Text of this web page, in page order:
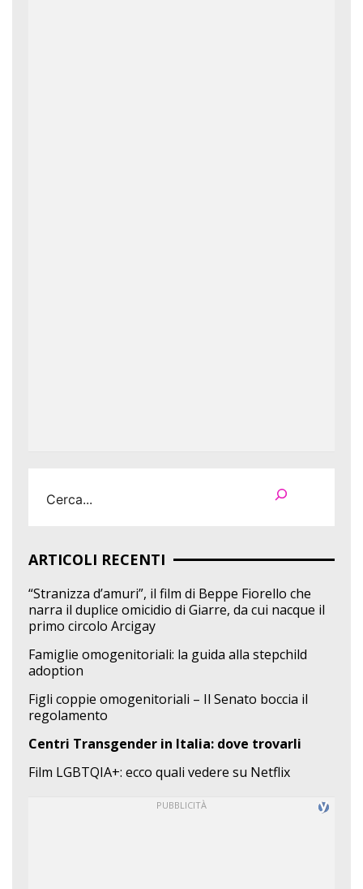
ARTICOLI RECENTI
“Stranizza d’amuri”, il film di Beppe Fiorello che
narra il duplice omicidio di Giarre, da cui nacque il
primo circolo Arcigay
Famiglie omogenitoriali: la guida alla stepchild
adoption
Figli coppie omogenitoriali – Il Senato boccia il
regolamento
Centri Transgender in Italia: dove trovarli
Film LGBTQIA+: ecco quali vedere su Netflix